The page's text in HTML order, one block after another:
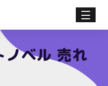
ノベル 売れ